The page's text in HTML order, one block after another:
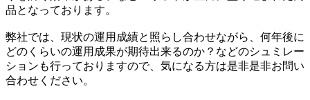
品となっております。
弊社では、現状の運用成績と照らし合わせながら、何年後に
どのくらいの運用成果が期待出来るのか？などのシュミレー
ションも行っておりますので、気になる方は是非是非お問い
合わせください。